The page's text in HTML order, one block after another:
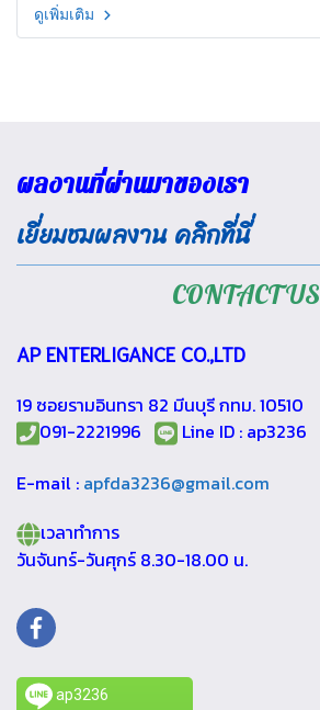
ดูเพิ่มเติม
ผลงานที่ผ่านมาของเรา
เยี่ยมชมผลงาน คลิกที่นี่
CONTACT US
AP ENTERLIGANCE CO.,LTD
19 ซอยรามอินทรา 82 มีนบุรี กทม. 10510
091-2221996
Line ID : ap3236
E-mail : apfda3236@gmail.com
เวลาทำการ
วันจันทร์-วันศุกร์ 8.30-18.00 น.
ap3236